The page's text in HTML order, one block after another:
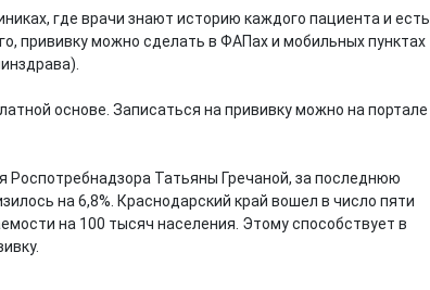
где врачи знают историю каждого пациента и есть
прививку можно сделать в ФАПах и мобильных пунктах
основе. Записаться на прививку можно на портале
Роспотребнадзора Татьяны Гречаной, за последнюю
на 6,8%. Краснодарский край вошел в число пяти
на 100 тысяч населения. Этому способствует в